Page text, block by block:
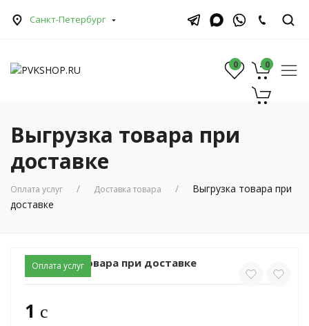
Санкт-Петербург
0 0
0
Выгрузка товара при
доставке
Оплата услуг Доставка товара
Выгрузка товара при
доставке
Оплата услуг
Выгрузка товара при доставке
1 c